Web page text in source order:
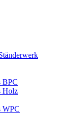
BPC
Holz
WPC